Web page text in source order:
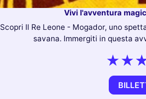
Vivi l'avventura
Scopri Il Re Leone - Mogador, uno
savana. Immergiti in questa